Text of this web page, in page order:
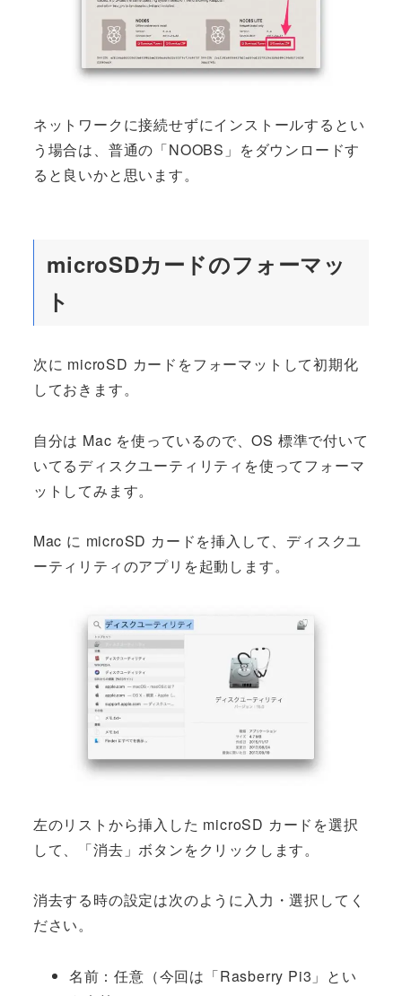
ネットワークに接続せずにインストールするとい
う場合は、普通の「NOOBS」をダウンロードす
ると良いかと思います。
microSDカードのフォーマッ
ト
次に microSD カードをフォーマットして初期化
しておきます。
自分は Mac を使っているので、OS 標準で付いて
いてるディスクユーティリティを使ってフォーマ
ットしてみます。
Mac に microSD カードを挿入して、ディスクユ
ーティリティのアプリを起動します。
左のリストから挿入した microSD カードを選択
して、「消去」ボタンをクリックします。
消去する時の設定は次のように入力・選択してく
ださい。
名前：任意（今回は「Rasberry Pi3」とい